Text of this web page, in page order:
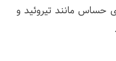
حساس مانند تیروئید و